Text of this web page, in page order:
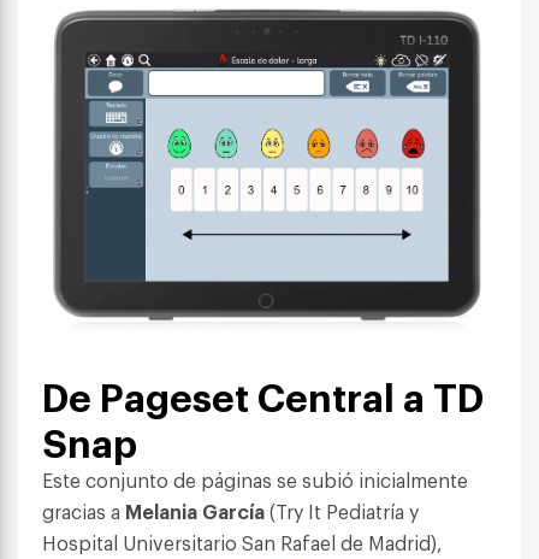
De Pageset Central a TD
Snap
Este conjunto de páginas se subió inicialmente
gracias a Melania García(Try It Pediatría y
Hospital Universitario San Rafael de Madrid),